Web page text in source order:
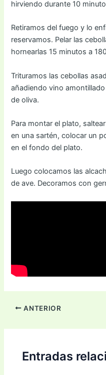
hirviendo durante 10
Retiramos del fuego y lo
reservamos. Pelar las
hornearlas 15 minutos a
Trituramos las cebollas
añadiendo vino
de oliva.
Para montar el plato,
en una sartén, colocar un
en el fondo del plato.
Luego colocamos las
de ave. Decoramos con
ANTERIOR
Entradas